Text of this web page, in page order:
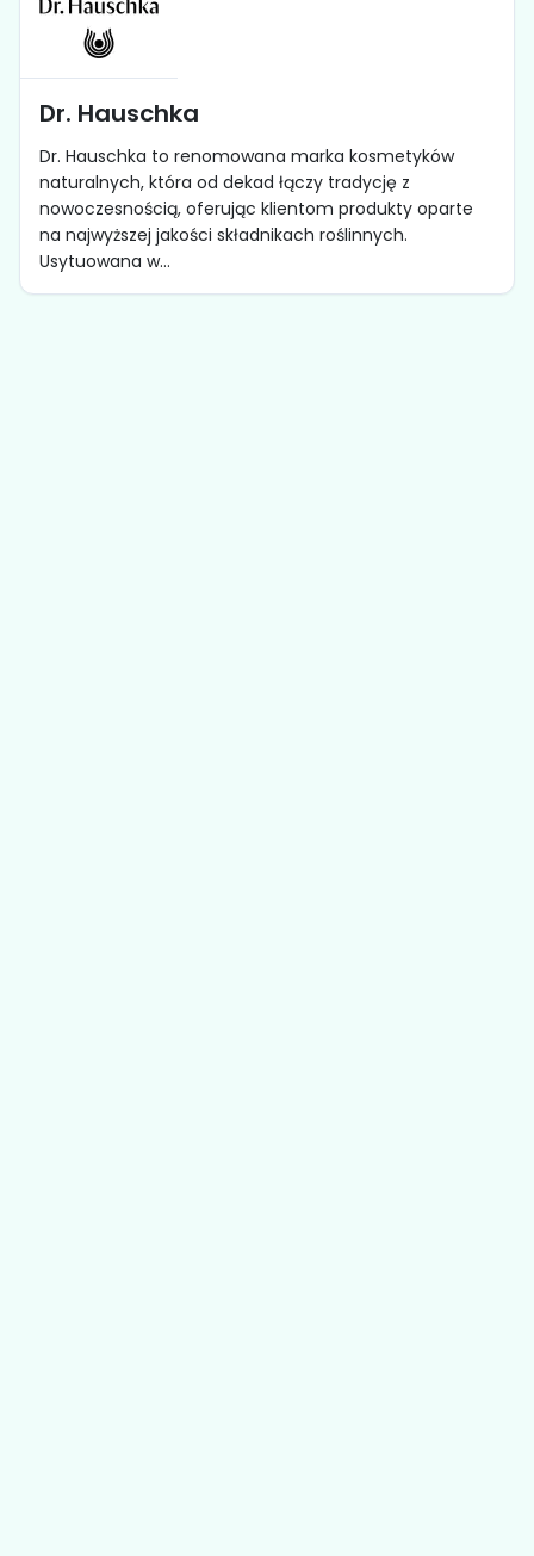
Dr. Hauschka
Dr. Hauschka to renomowana marka kosmetyków
naturalnych, która od dekad łączy tradycję z
nowoczesnością, oferując klientom produkty oparte
na najwyższej jakości składnikach roślinnych.
Usytuowana w...